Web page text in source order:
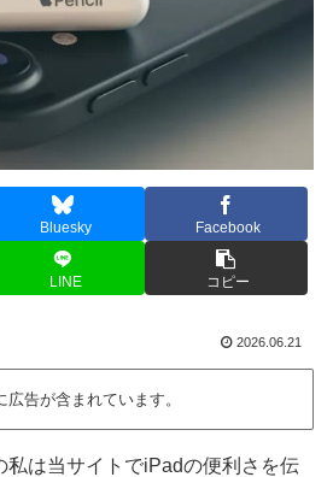
Bluesky Facebook
LINE コピー
2026.06.21
広告が含まれています。
私は当サイトでiPadの便利さを伝